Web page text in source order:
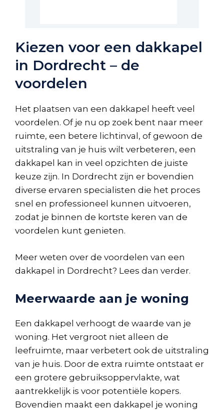
Kiezen voor een dakkapel
in Dordrecht – de
voordelen
Het plaatsen van een dakkapel heeft veel
voordelen. Of je nu op zoek bent naar meer
ruimte, een betere lichtinval, of gewoon de
uitstraling van je huis wilt verbeteren, een
dakkapel kan in veel opzichten de juiste
keuze zijn. In Dordrecht zijn er bovendien
diverse ervaren specialisten die het proces
snel en professioneel kunnen uitvoeren,
zodat je binnen de kortste keren van de
voordelen kunt genieten.
Meer weten over de voordelen van een
dakkapel in Dordrecht? Lees dan verder.
Meerwaarde aan je woning
Een dakkapel verhoogt de waarde van je
woning. Het vergroot niet alleen de
leefruimte, maar verbetert ook de uitstraling
van je huis. Door de extra ruimte ontstaat er
een grotere gebruiksoppervlakte, wat
aantrekkelijk is voor potentiële kopers.
Bovendien maakt een dakkapel je woning